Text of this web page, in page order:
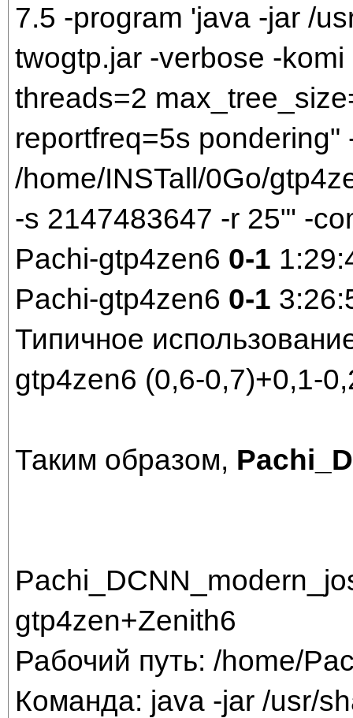
7.5 -program 'java -jar /
twogtp.jar -verbose -
threads=2
reportfreq=5s pondering"
/home/INSTall/0Go/
-s 2147483647 -r 25"' -
Pachi-gtp4zen6 0-1
Pachi-gtp4zen6 0-1
Типичное
gtp4zen6 (0,6-0,7)+0,1-
Таким образом,
gtp4zen+Zenith6
Рабочий путь: /home/
Команда: java -jar /usr/